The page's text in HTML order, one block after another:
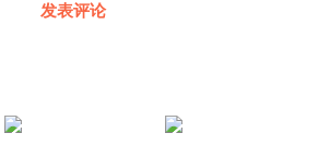
发表评论